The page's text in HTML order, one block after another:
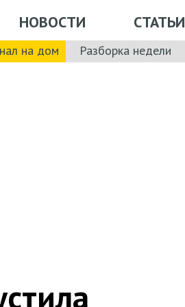
НОВОСТИ СТАТЬИ
на дом Разборка недели